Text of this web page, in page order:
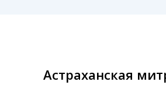
Астраханская